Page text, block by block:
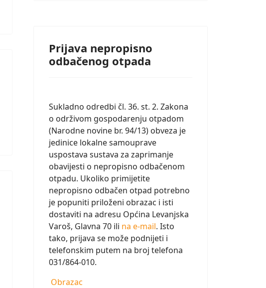
Prijava nepropisno
odbačenog otpada
Sukladno odredbi čl. 36. st. 2. Zakona
o održivom gospodarenju otpadom
(Narodne novine br. 94/13) obveza je
jedinice lokalne samouprave
uspostava sustava za zaprimanje
obavijesti o nepropisno odbačenom
otpadu. Ukoliko primijetite
nepropisno odbačen otpad potrebno
je popuniti priloženi obrazac i isti
dostaviti na adresu Općina Levanjska
Varoš, Glavna 70 ili na e-mail. Isto
tako, prijava se može podnijeti i
telefonskim putem na broj telefona
031/864-010.
Obrazac